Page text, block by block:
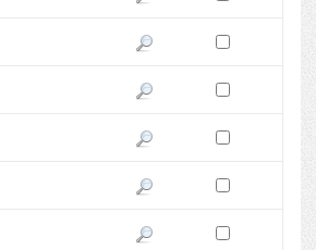
Pokaż podgląd wersji z dnia
Zaznacz wersję do
Pokaż podgląd wersji z dnia
Zaznacz wersję do
Pokaż podgląd wersji z dnia
Zaznacz wersję do
Pokaż podgląd wersji z dnia
Zaznacz wersję do
Pokaż podgląd wersji z dnia
Zaznacz wersję do